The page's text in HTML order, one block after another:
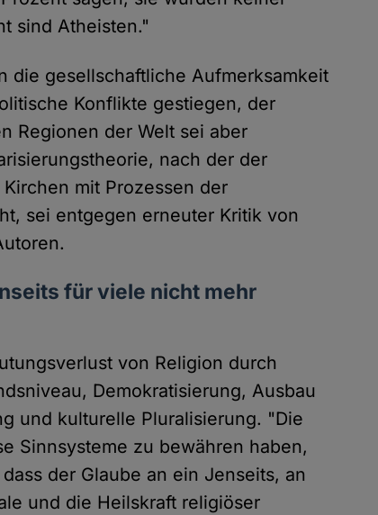
sind Atheisten."
die gesellschaftliche Aufmerksamkeit
Konflikte gestiegen, der
Regionen der Welt sei aber
nach der der
mit Prozessen der
sei entgegen erneuter Kritik von
für viele nicht mehr
von Religion durch
Demokratisierung, Ausbau
und kulturelle Pluralisierung. "Die
Sinnsysteme zu bewähren haben,
der Glaube an ein Jenseits, an
und die Heilskraft religiöser